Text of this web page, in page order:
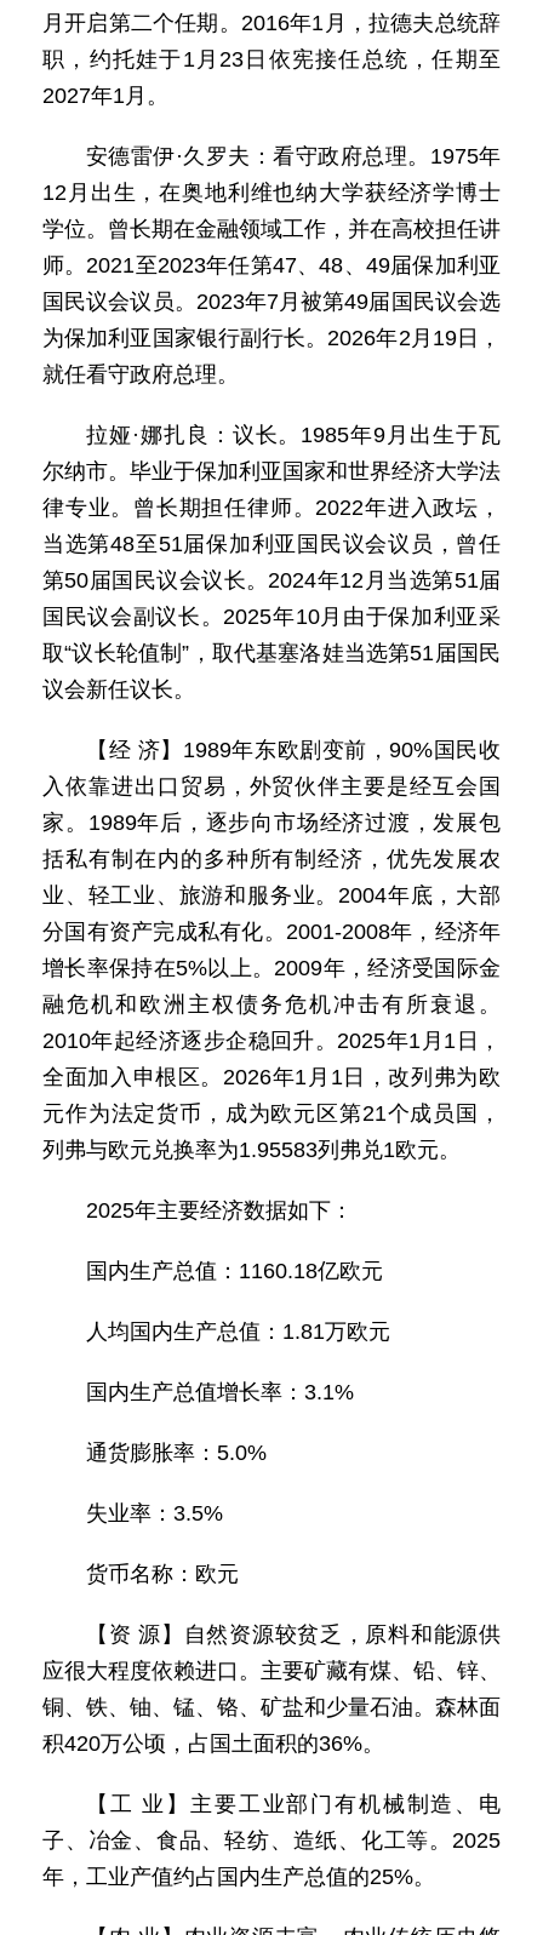
月开启第二个任期。2016年1月，拉德夫总统辞
职，约托娃于1月23日依宪接任总统，任期至
2027年1月。
安德雷伊·久罗夫：看守政府总理。1975年
12月出生，在奥地利维也纳大学获经济学博士
学位。曾长期在金融领域工作，并在高校担任讲
师。2021至2023年任第47、48、49届保加利亚
国民议会议员。2023年7月被第49届国民议会选
为保加利亚国家银行副行长。2026年2月19日，
就任看守政府总理。
拉娅·娜扎良：议长。1985年9月出生于瓦
尔纳市。毕业于保加利亚国家和世界经济大学法
律专业。曾长期担任律师。2022年进入政坛，
当选第48至51届保加利亚国民议会议员，曾任
第50届国民议会议长。2024年12月当选第51届
国民议会副议长。2025年10月由于保加利亚采
取“议长轮值制”，取代基塞洛娃当选第51届国民
议会新任议长。
【经 济】1989年东欧剧变前，90%国民收
入依靠进出口贸易，外贸伙伴主要是经互会国
家。1989年后，逐步向市场经济过渡，发展包
括私有制在内的多种所有制经济，优先发展农
业、轻工业、旅游和服务业。2004年底，大部
分国有资产完成私有化。2001-2008年，经济年
增长率保持在5%以上。2009年，经济受国际金
融危机和欧洲主权债务危机冲击有所衰退。
2010年起经济逐步企稳回升。2025年1月1日，
全面加入申根区。2026年1月1日，改列弗为欧
元作为法定货币，成为欧元区第21个成员国，
列弗与欧元兑换率为1.95583列弗兑1欧元。
2025年主要经济数据如下：
国内生产总值：1160.18亿欧元
人均国内生产总值：1.81万欧元
国内生产总值增长率：3.1%
通货膨胀率：5.0%
失业率：3.5%
货币名称：欧元
【资 源】自然资源较贫乏，原料和能源供
应很大程度依赖进口。主要矿藏有煤、铅、锌、
铜、铁、铀、锰、铬、矿盐和少量石油。森林面
积420万公顷，占国土面积的36%。
【工 业】主要工业部门有机械制造、电
子、冶金、食品、轻纺、造纸、化工等。2025
年，工业产值约占国内生产总值的25%。